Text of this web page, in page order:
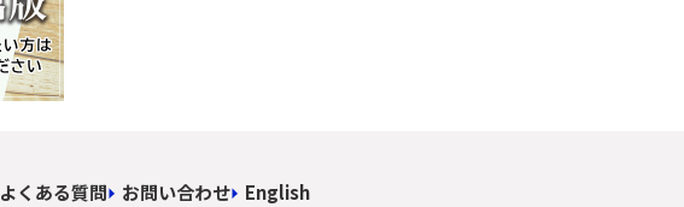
よくある質問 お問い合わせ English